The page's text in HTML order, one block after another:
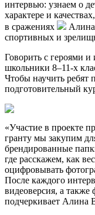
интервью: узнаем о
характере и
в сражениях
спортивных и
Говорить с героями
школьники 8–11-х
Чтобы научить ребят
подготовительный
«Участие в проекте
гранту мы закупим
брендированные
где расскажем, как
оцифровывать
После каждого
видеоверсия, а
подчеркивает Алина